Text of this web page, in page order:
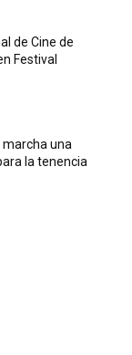
de Cine de
Festival
marcha una
la tenencia